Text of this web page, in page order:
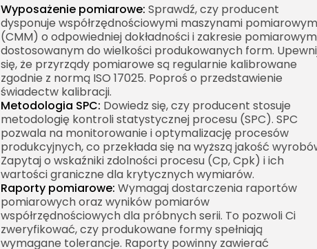
Wyposażenie pomiarowe: Sprawdź, czy producent
dysponuje współrzędnościowymi maszynami
(CMM) o odpowiedniej dokładności i zakresie
dostosowanym do wielkości produkowanych form.
się, że przyrządy pomiarowe są regularnie kalibrowane
zgodnie z normą ISO 17025. Poproś o przedstawienie
świadectw kalibracji.
Metodologia SPC: Dowiedz się, czy producent stosuje
metodologię kontroli statystycznej procesu (SPC). SPC
pozwala na monitorowanie i optymalizację procesów
produkcyjnych, co przekłada się na wyższą jakość
Zapytaj o wskaźniki zdolności procesu (Cp, Cpk) i ich
wartości graniczne dla krytycznych wymiarów.
Raporty pomiarowe: Wymagaj dostarczenia raportów
pomiarowych oraz wyników pomiarów
współrzędnościowych dla próbnych serii. To pozwoli Ci
zweryfikować, czy produkowane formy spełniają
wymagane tolerancje. Raporty powinny zawierać